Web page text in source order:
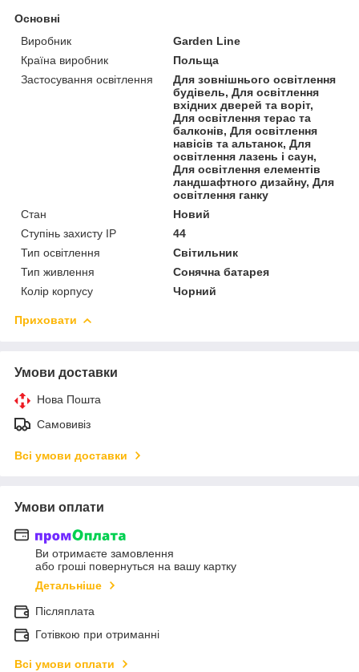
Основні
Виробник
Garden Line
Країна виробник
Польща
Застосування освітлення
Для зовнішнього освітлення
будівель, Для освітлення
вхідних дверей та воріт,
Для освітлення терас та
балконів, Для освітлення
навісів та альтанок, Для
освітлення лазень і саун,
Для освітлення елементів
ландшафтного дизайну, Для
освітлення ганку
Стан
Новий
Ступінь захисту IP
44
Тип освітлення
Світильник
Тип живлення
Сонячна батарея
Колір корпусу
Чорний
Приховати
Умови доставки
Нова Пошта
Самовивіз
Всі умови доставки
Умови оплати
Ви отримаєте замовлення
або гроші повернуться на вашу картку
Детальніше
Післяплата
Готівкою при отриманні
Всі умови оплати